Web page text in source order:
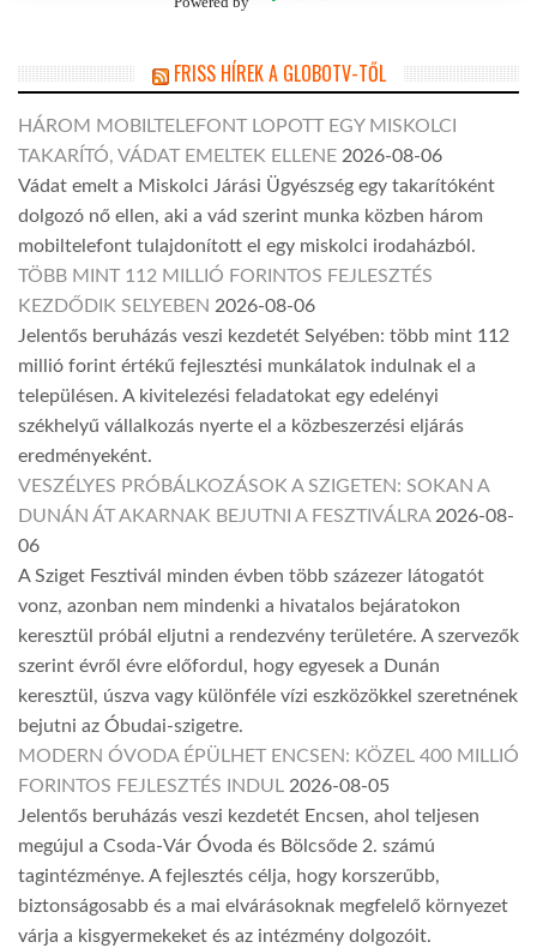
FRISS HÍREK A GLOBOTV-TŐL
HÁROM MOBILTELEFONT LOPOTT EGY MISKOLCI
TAKARÍTÓ, VÁDAT EMELTEK ELLENE 2026-08-06
Vádat emelt a Miskolci Járási Ügyészség egy takarítóként
dolgozó nő ellen, aki a vád szerint munka közben három
mobiltelefont tulajdonított el egy miskolci irodaházból.
TÖBB MINT 112 MILLIÓ FORINTOS FEJLESZTÉS
KEZDŐDIK SELYEBEN 2026-08-06
Jelentős beruházás veszi kezdetét Selyében: több mint 112
millió forint értékű fejlesztési munkálatok indulnak el a
településen. A kivitelezési feladatokat egy edelényi
székhelyű vállalkozás nyerte el a közbeszerzési eljárás
eredményeként.
VESZÉLYES PRÓBÁLKOZÁSOK A SZIGETEN: SOKAN A
DUNÁN ÁT AKARNAK BEJUTNI A FESZTIVÁLRA 2026-08-
06
A Sziget Fesztivál minden évben több százezer látogatót
vonz, azonban nem mindenki a hivatalos bejáratokon
keresztül próbál eljutni a rendezvény területére. A szervezők
szerint évről évre előfordul, hogy egyesek a Dunán
keresztül, úszva vagy különféle vízi eszközökkel szeretnének
bejutni az Óbudai-szigetre.
MODERN ÓVODA ÉPÜLHET ENCSEN: KÖZEL 400 MILLIÓ
FORINTOS FEJLESZTÉS INDUL 2026-08-05
Jelentős beruházás veszi kezdetét Encsen, ahol teljesen
megújul a Csoda-Vár Óvoda és Bölcsőde 2. számú
tagintézménye. A fejlesztés célja, hogy korszerűbb,
biztonságosabb és a mai elvárásoknak megfelelő környezet
várja a kisgyermekeket és az intézmény dolgozóit.